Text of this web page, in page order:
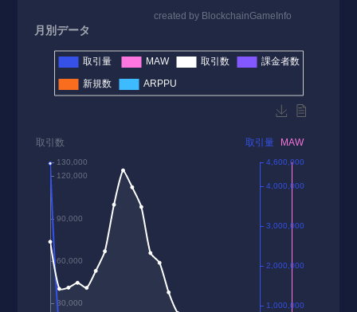
月別データ